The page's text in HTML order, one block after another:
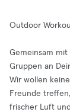
Outdoor
Gemeinsam
Gruppen an
Wir wollen
Freunde
frischer Luft